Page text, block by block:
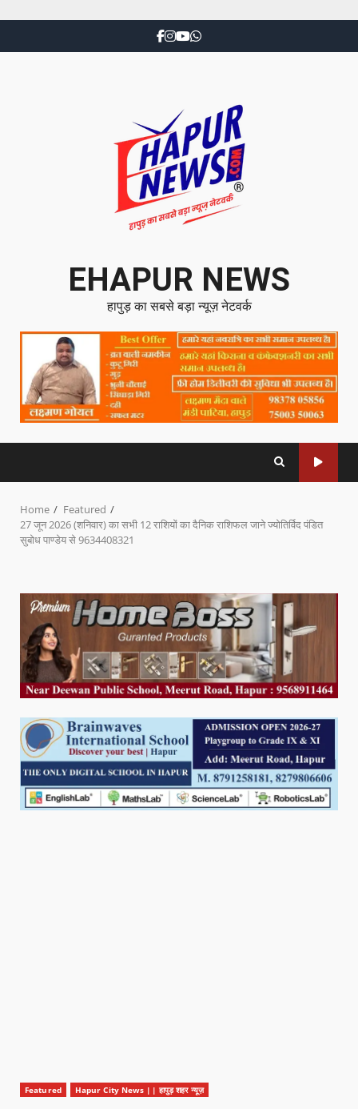
EHAPUR NEWS
हापुड़ का सबसे बड़ा न्यूज़ नेटवर्क
Home
Featured
27 जून 2026 (शनिवार) का सभी 12 राशियों का दैनिक राशिफल जाने ज्योतिर्विद पंडित
सुबोध पाण्डेय से 9634408321
Featured Hapur City News || हापुड़ शहर न्यूज़